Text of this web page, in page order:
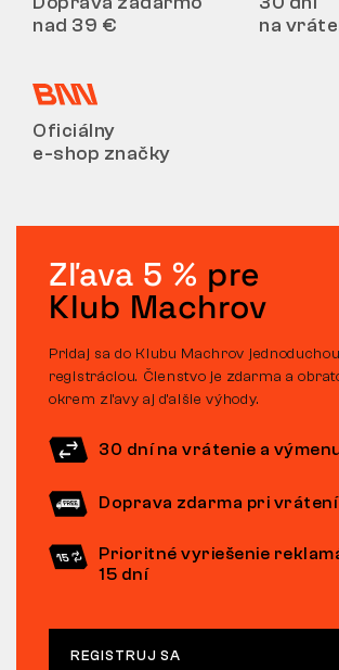
nad 39 €
na
Oficiálny
e-shop značky
Zľava 5 % pre
Klub Machrov
Pridaj sa do Klubu Machrov jednoduchou
registráciou. Členstvo je zdarma a
okrem zľavy aj ďalšie výhody.
30 dní na vrátenie a
Doprava zdarma pri
Prioritné vyriešenie
15 dní
REGISTRUJ SA